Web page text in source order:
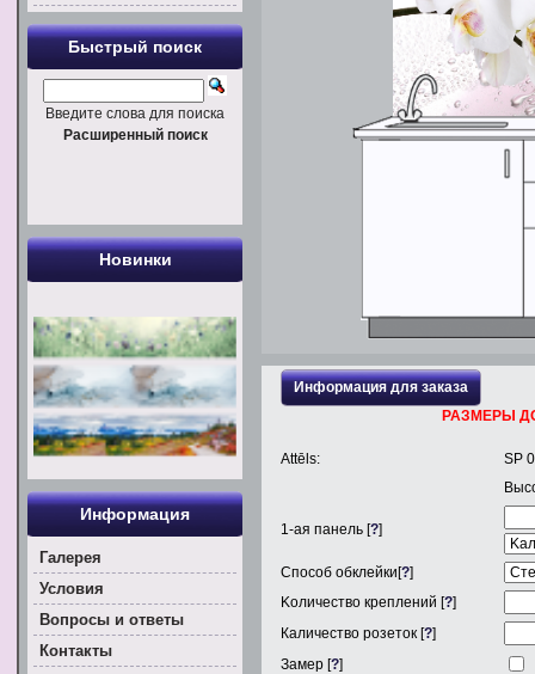
Информация для заказа
РАЗМЕРЫ
Attēls:
SP
1-ая панель [?]
Способ обклейки[?]
Kоличество креплений [?]
Каличество розеток [?]
Замер [?]
Быстрый поиск
Введите слова для поиска
Расширенный поиск
Новинки
Информация
Галерея
Условия
Вoпросы и ответы
Контакты